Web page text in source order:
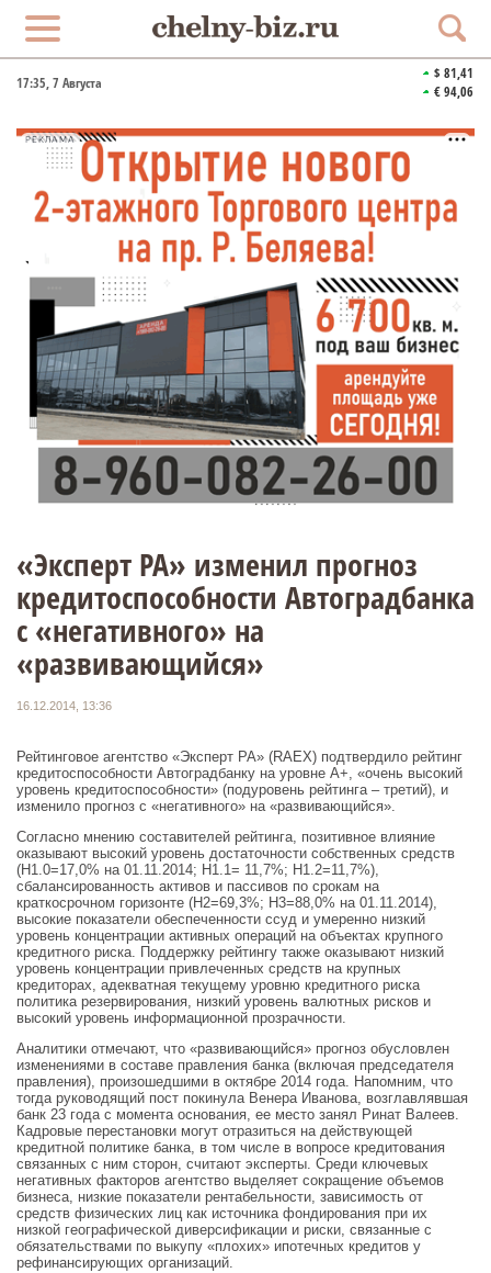
17:35, 7 Августа
$ 81,41
€ 94,06
РЕКЛАМА
«Эксперт РА» изменил прогноз
кредитоспособности Автоградбанка
с «негативного» на
«развивающийся»
16.12.2014, 13:36
Рейтинговое агентство «Эксперт РА» (RAEX) подтвердило рейтинг
кредитоспособности Автоградбанку на уровне A+, «очень высокий
уровень кредитоспособности» (подуровень рейтинга – третий), и
изменило прогноз с «негативного» на «развивающийся».
Согласно мнению составителей рейтинга, позитивное влияние
оказывают высокий уровень достаточности собственных средств
(Н1.0=17,0% на 01.11.2014; Н1.1= 11,7%; Н1.2=11,7%),
сбалансированность активов и пассивов по срокам на
краткосрочном горизонте (Н2=69,3%; Н3=88,0% на 01.11.2014),
высокие показатели обеспеченности ссуд и умеренно низкий
уровень концентрации активных операций на объектах крупного
кредитного риска. Поддержку рейтингу также оказывают низкий
уровень концентрации привлеченных средств на крупных
кредиторах, адекватная текущему уровню кредитного риска
политика резервирования, низкий уровень валютных рисков и
высокий уровень информационной прозрачности.
Аналитики отмечают, что «развивающийся» прогноз обусловлен
изменениями в составе правления банка (включая председателя
правления), произошедшими в октябре 2014 года. Напомним, что
тогда руководящий пост покинула Венера Иванова, возглавлявшая
банк 23 года с момента основания, ее место занял Ринат Валеев.
Кадровые перестановки могут отразиться на действующей
кредитной политике банка, в том числе в вопросе кредитования
связанных с ним сторон, считают эксперты. Среди ключевых
негативных факторов агентство выделяет сокращение объемов
бизнеса, низкие показатели рентабельности, зависимость от
средств физических лиц как источника фондирования при их
низкой географической диверсификации и риски, связанные с
обязательствами по выкупу «плохих» ипотечных кредитов у
рефинансирующих организаций.